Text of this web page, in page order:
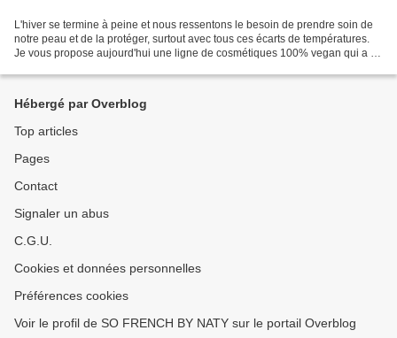
L'hiver se termine à peine et nous ressentons le besoin de prendre soin de
notre peau et de la protéger, surtout avec tous ces écarts de températures.
Je vous propose aujourd'hui une ligne de cosmétiques 100% vegan qui a le
Hébergé par Overblog
Top articles
Pages
Contact
Signaler un abus
C.G.U.
Cookies et données personnelles
Préférences cookies
Voir le profil de SO FRENCH BY NATY sur le portail Overblog